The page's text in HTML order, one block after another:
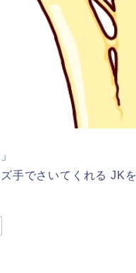
手でさいてくれる JK